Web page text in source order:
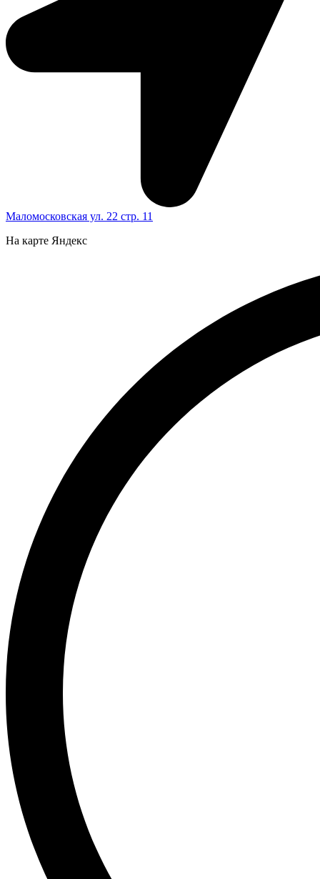
Маломосковская ул. 22 стр. 11
На карте Яндекс